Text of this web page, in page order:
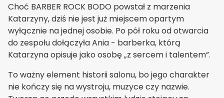
Choć BARBER ROCK BODO powstał z marzenia
Katarzyny, dziś nie jest już miejscem opartym
wyłącznie na jednej osobie. Po pół roku od otwarcia
do zespołu dołączyła Ania - barberka, którą
Katarzyna opisuje jako osobę „z sercem i talentem”.
To ważny element historii salonu, bo jego charakter
nie kończy się na wystroju, muzyce czy nazwie.